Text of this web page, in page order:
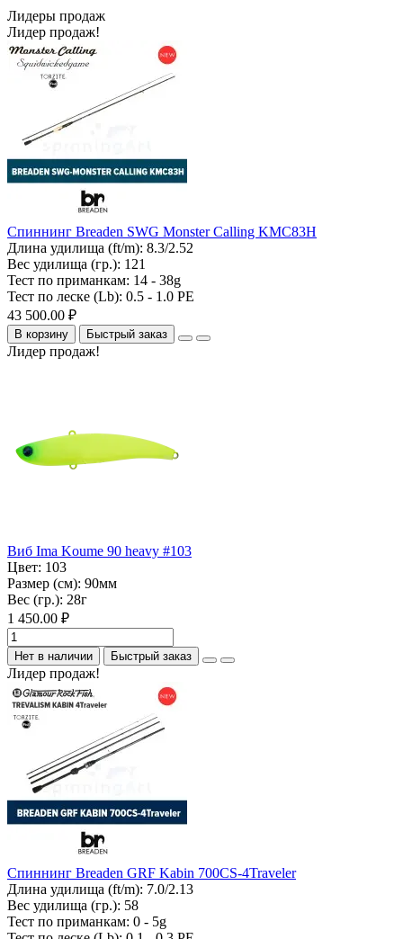
Лидеры продаж
Лидер продаж!
Спиннинг Breaden SWG Monster Calling KMC83H
Длина удилища (ft/m): 8.3/2.52
Вес удилища (гр.): 121
Тест по приманкам: 14 - 38g
Тест по леске (Lb): 0.5 - 1.0 PE
43 500.00 ₽
В корзину Быстрый заказ
Лидер продаж!
Виб Ima Koume 90 heavy #103
Цвет: 103
Размер (см): 90мм
Вес (гр.): 28г
1 450.00 ₽
Нет в наличии Быстрый заказ
Лидер продаж!
Спиннинг Breaden GRF Kabin 700CS-4Traveler
Длина удилища (ft/m): 7.0/2.13
Вес удилища (гр.): 58
Тест по приманкам: 0 - 5g